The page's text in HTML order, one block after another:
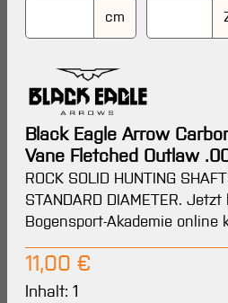
cm
Black Eagle Arrow
Vane Fletched Outlaw
ROCK SOLID HUNTING
STANDARD DIAMETER. Jetzt
Bogensport-Akademie online
Regulärer Preis:
11,00 €
Inhalt: 1